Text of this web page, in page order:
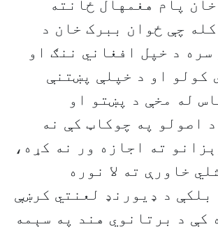
پام هغمهال ځانته
چې ځوان ببرک خان د
سره د خپل افغاني ننګ او
کولو او د خپلې پښتنې
له مخې د پښتو او
اصولو په چوکاټ کې نه
ته اجازه ور نه کړه،
خاورې ته لا نوره
بلکې د ډیورنډ لعنتي کرښې
کې د برتانوي هند په سېمه